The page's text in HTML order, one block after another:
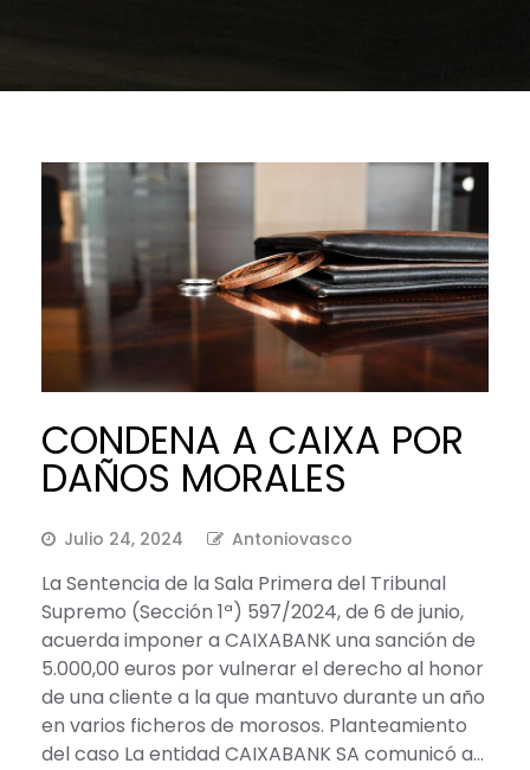
CONDENA A CAIXA POR
DAÑOS MORALES
Julio 24, 2024 Antoniovasco
La Sentencia de la Sala Primera del Tribunal
Supremo (Sección 1ª) 597/2024, de 6 de junio,
acuerda imponer a CAIXABANK una sanción de
5.000,00 euros por vulnerar el derecho al honor
de una cliente a la que mantuvo durante un año
en varios ficheros de morosos. Planteamiento
del caso La entidad CAIXABANK SA comunicó a…